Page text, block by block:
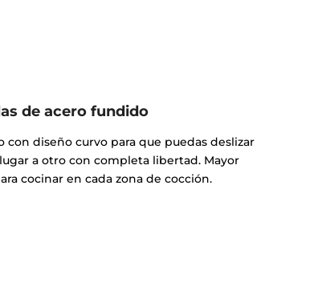
de acero fundido
con diseño curvo para que puedas deslizar
a otro con completa libertad. Mayor
cocinar en cada zona de cocción.